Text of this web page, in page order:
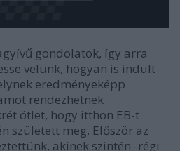
gondolatok, így arra
velünk, hogyan is indult
eredményeképp
rendezhetnek
ötlet, hogy itthon EB-t
született meg. Először az
akinek szintén -régi